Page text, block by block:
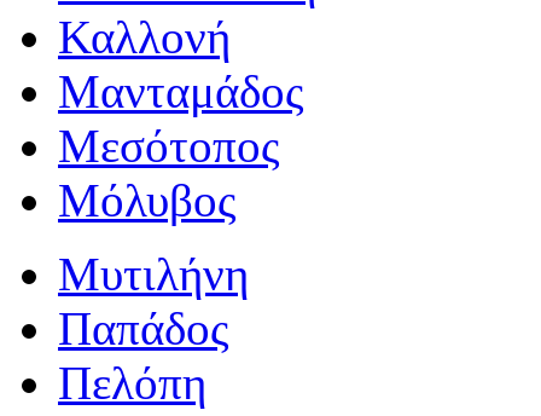
Καλλονή
Μανταμάδος
Μεσότοπος
Μόλυβος
Μυτιλήνη
Παπάδος
Πελόπη